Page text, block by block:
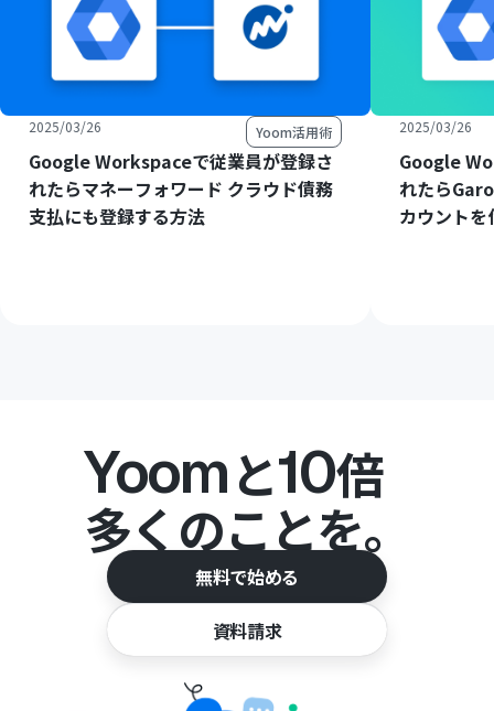
2025/03/26 Yoom活用術
Google Workspaceで従業員が登録さ
れたらマネーフォワード クラウド債務
支払にも登録する方法
2025/03/26
Google
れたら
カウント
Yoomと10倍
多くのことを。
無料で始める
資料請求